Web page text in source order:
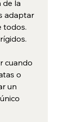
de la
adaptar
todos.
cuando
o
un